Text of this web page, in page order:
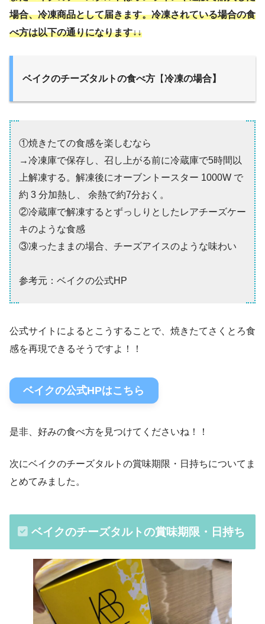
場合、冷凍商品として届きます。冷凍されている場合の食
べ方は以下の通りになります↓↓
ベイクのチーズタルトの食べ方 【冷凍の場合】
①焼きたての食感を楽しむなら
→冷凍庫で保存し、召し上がる前に冷蔵庫で5時間以
上解凍する。解凍後にオーブントースター 1000W で
約 3 分加熱し、 余熱で約7分おく。
②冷蔵庫で解凍するとずっしりとしたレアチーズケー
キのような食感
③凍ったままの場合、チーズアイスのような味わい
参考元：ベイクの公式HP
公式サイトによるとこうすることで、焼きたてさくとろ食
感を再現できるそうですよ！！
ベイクの公式HPはこちら
是非、好みの食べ方を見つけてくださいね！！
次にベイクのチーズタルトの賞味期限・日持ちについてま
とめてみました。
ベイクのチーズタルトの賞味期限・日持ち